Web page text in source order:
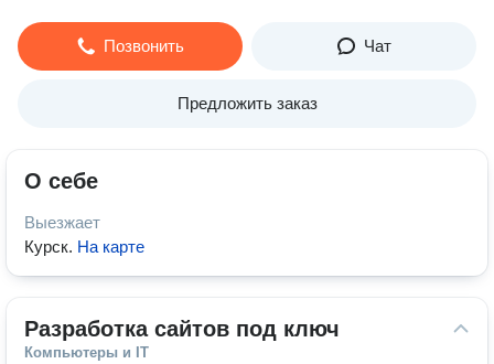
Позвонить Чат
Предложить заказ
О себе
Выезжает
Курск. На карте
Разработка сайтов под ключ
Компьютеры и IT